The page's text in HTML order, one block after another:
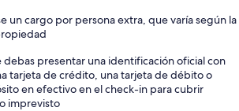
un cargo por persona extra, que varía según la
debas presentar una identificación oficial con
tarjeta de crédito, una tarjeta de débito o
en efectivo en el check-in para cubrir
imprevisto